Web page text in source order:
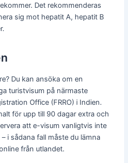
Det rekommenderas
sig mot hepatit A, hepatit B
Du kan ansöka om en
turistvisum på närmaste
Office (FRRO) i Indien.
för upp till 90 dagar extra och
att e-visum vanligtvis inte
i sådana fall måste du lämna
från utlandet.